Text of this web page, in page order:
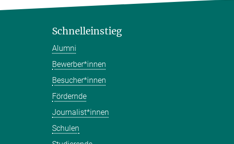
Schnelleinstieg
Alumni
Bewerber*innen
Besucher*innen
Fördernde
Journalist*innen
Schulen